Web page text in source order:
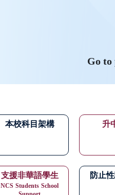
Go to
本校科目架構 升
支援非華語學生
NCS Students School
防止